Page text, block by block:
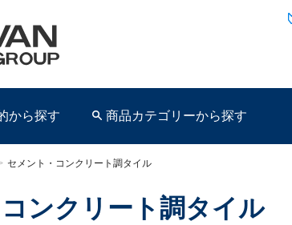
から探す 商品カテゴリーから探す
セメント・コンクリート調タイル
ンクリート調タイル